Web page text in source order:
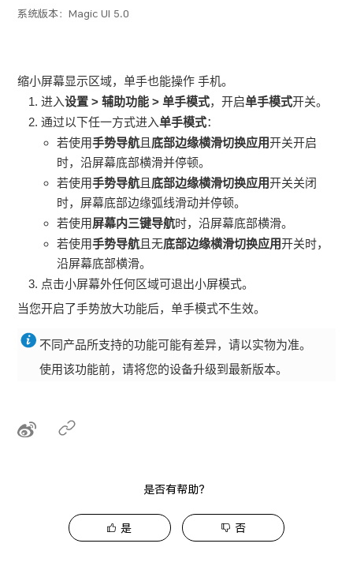
系统版本：Magic UI 5.0
缩小屏幕显示区域，单手也能操作手机。
进入设置 >辅助功能 >单手模式，开启单手模式开关。
通过以下任一方式进入单手模式：
若使用手势导航 且 底部边缘横滑切换应用开关开启
时，沿屏幕底部横滑并停顿。
若使用手势导航 且 底部边缘横滑切换应用开关关闭
时，屏幕底部边缘弧线滑动并停顿。
若使用屏幕内三键导航时，沿屏幕底部横滑。
若使用手势导航 且无底部边缘横滑切换应用开关时，
沿屏幕底部横滑。
点击小屏幕外任何区域可退出小屏模式。
当您开启了手势放大功能后，单手模式不生效。
不同产品所支持的功能可能有差异，请以实物为准。
使用该功能前，请将您的设备升级到最新版本。
是否有帮助？
是 否